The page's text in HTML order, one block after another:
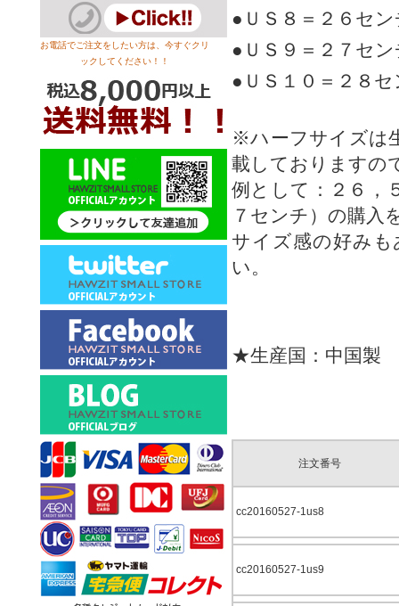
お電話でご注文をしたい方は、今すぐクリ
ックしてください！！
●ＵＳ８＝２６セ
●ＵＳ９＝２７セ
●ＵＳ１０＝２８
※ハーフサイズは
載しておりますの
例として：２６，
７センチ）の購入
サイズ感の好み
い。
★生産国：中国製
注文番号
cc20160527-1us8
cc20160527-1us9